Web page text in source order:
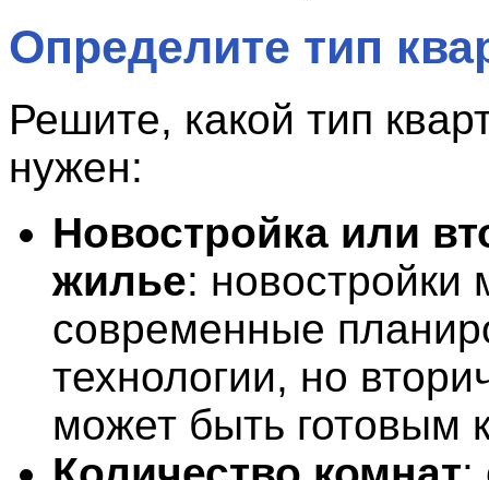
Определите тип
Решите, какой тип
нужен:
Новостройка или
жилье: новостройки
современные
технологии, но
может быть готовым